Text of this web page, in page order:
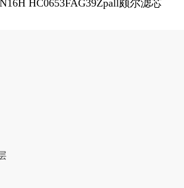
HC0653FAG39Zpall颇尔滤芯